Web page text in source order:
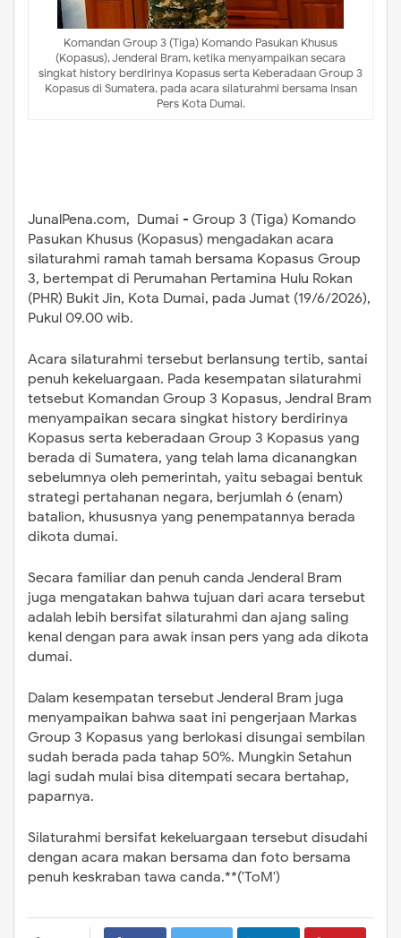
Komandan Group 3 (Tiga) Komando Pasukan Khusus
(Kopasus), Jenderal Bram, ketika menyampaikan secara
singkat history berdirinya Kopasus serta Keberadaan Group 3
Kopasus di Sumatera, pada acara silaturahmi bersama Insan
Pers Kota Dumai.
JunalPena.com, Dumai - Group 3 (Tiga) Komando
Pasukan Khusus (Kopasus) mengadakan acara
silaturahmi ramah tamah bersama Kopasus Group
3, bertempat di Perumahan Pertamina Hulu Rokan
(PHR) Bukit Jin, Kota Dumai, pada Jumat (19/6/2026),
Pukul 09.00 wib.
Acara silaturahmi tersebut berlansung tertib, santai
penuh kekeluargaan. Pada kesempatan silaturahmi
tetsebut Komandan Group 3 Kopasus, Jendral Bram
menyampaikan secara singkat history berdirinya
Kopasus serta keberadaan Group 3 Kopasus yang
berada di Sumatera, yang telah lama dicanangkan
sebelumnya oleh pemerintah, yaitu sebagai bentuk
strategi pertahanan negara, berjumlah 6 (enam)
batalion, khususnya yang penempatannya berada
dikota dumai.
Secara familiar dan penuh canda Jenderal Bram
juga mengatakan bahwa tujuan dari acara tersebut
adalah lebih bersifat silaturahmi dan ajang saling
kenal dengan para awak insan pers yang ada dikota
dumai.
Dalam kesempatan tersebut Jenderal Bram juga
menyampaikan bahwa saat ini pengerjaan Markas
Group 3 Kopasus yang berlokasi disungai sembilan
sudah berada pada tahap 50%. Mungkin Setahun
lagi sudah mulai bisa ditempati secara bertahap,
paparnya.
Silaturahmi bersifat kekeluargaan tersebut disudahi
dengan acara makan bersama dan foto bersama
penuh keskraban tawa canda.**('ToM')